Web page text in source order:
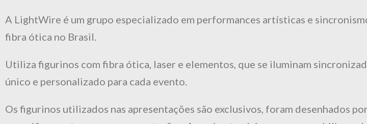
A LightWire é um grupo especializado em performances artísticas e
fibra ótica no Brasil.
Utiliza figurinos com fibra ótica, laser e elementos, que se iluminam
único e personalizado para cada evento.
Os figurinos utilizados nas apresentações são exclusivos, foram desenhados